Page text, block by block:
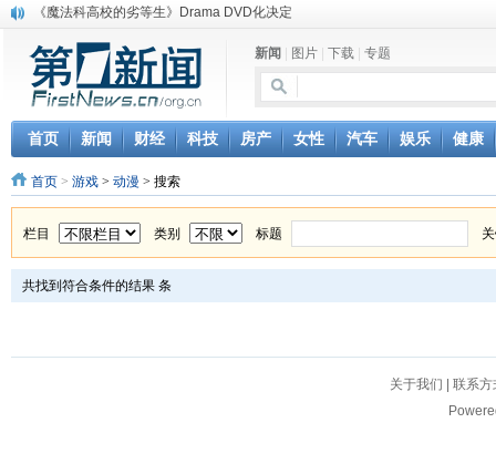
《魔法科高校的劣等生》Drama DVD化决定
消息称刘强东要求京东商城明年扭亏为盈
保健品也能吃出一身病? 康宝莱员工自揭多项家丑
煤价"跳水"电企利润"蹦高" 电煤联动亟待完善
苹果公司自建太阳能电厂为数据中心供电
吃饭、睡觉、黑人人？
网络电商和传统出版商的角逐：亚马逊停止接受Hachette所有图书订单
英国小猫因长得像希特勒遭袭 被扔垃圾左眼致盲
《中二病也想谈恋爱》女主角特报预告公开
新闻 图片 下载 专题
首页 新闻 财经 科技 房产 女性 汽车 娱乐 健康
首页 > 游戏 > 动漫 > 搜索
栏目 类别 标题
共找到符合条件的结果 条
关于我们
联系方